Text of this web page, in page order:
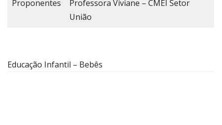
Proponentes
Professora Viviane – CMEI Setor
União
Educação Infantil – Bebês